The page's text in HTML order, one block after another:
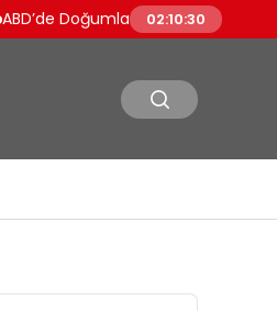
Doğumla Vatandaşlık
02:10:30